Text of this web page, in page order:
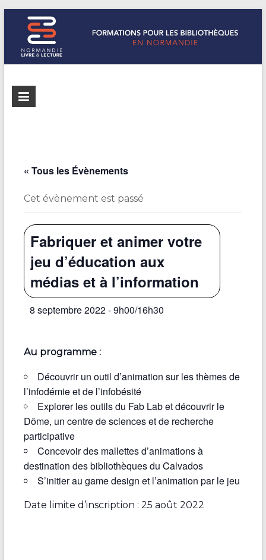
Formations
Normandie
Normandie
Livre &
bibliothèques
« Tous les Évènements
Cet évènement est passé
Fabriquer et animer votre
jeu d’éducation aux
médias et à l’information
8 septembre 2022 - 9h00/16h30
Au programme :
Découvrir un outil d’animation sur les thèmes de
l’infodémie et de l’infobésité
Explorer les outils du Fab Lab et découvrir le
Dôme, un centre de sciences et de recherche
participative
Concevoir des mallettes d’animations à
destination des bibliothèques du Calvados
S’initier au game design et l’animation par le jeu
Date limite d’inscription : 25 août 2022